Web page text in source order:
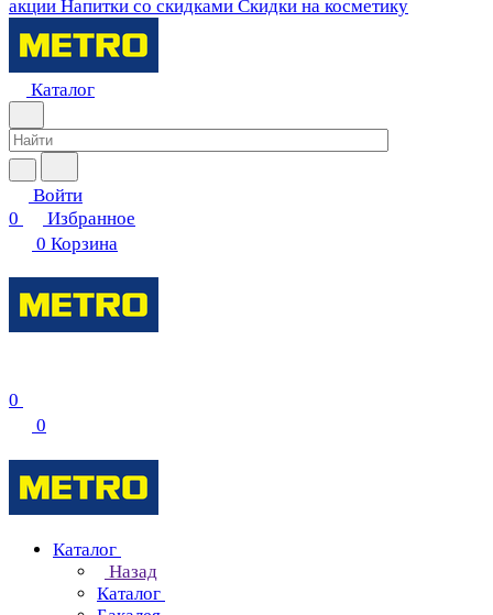
акции Напитки со скидками Скидки на косметику
Каталог
Войти
0
Избранное
0 Корзина
0
0
Каталог
Назад
Каталог